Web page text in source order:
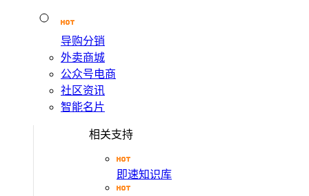
导购分销
外卖商城
公众号电商
社区资讯
智能名片
相关支持
即速知识库